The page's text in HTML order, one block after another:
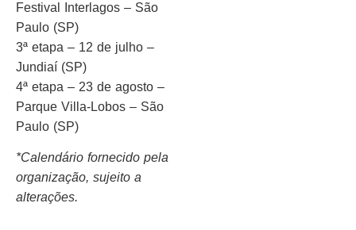
Festival Interlagos – São
Paulo (SP)
3ª etapa – 12 de julho –
Jundiaí (SP)
4ª etapa – 23 de agosto –
Parque Villa-Lobos – São
Paulo (SP)
*Calendário fornecido pela
organização, sujeito a
alterações.